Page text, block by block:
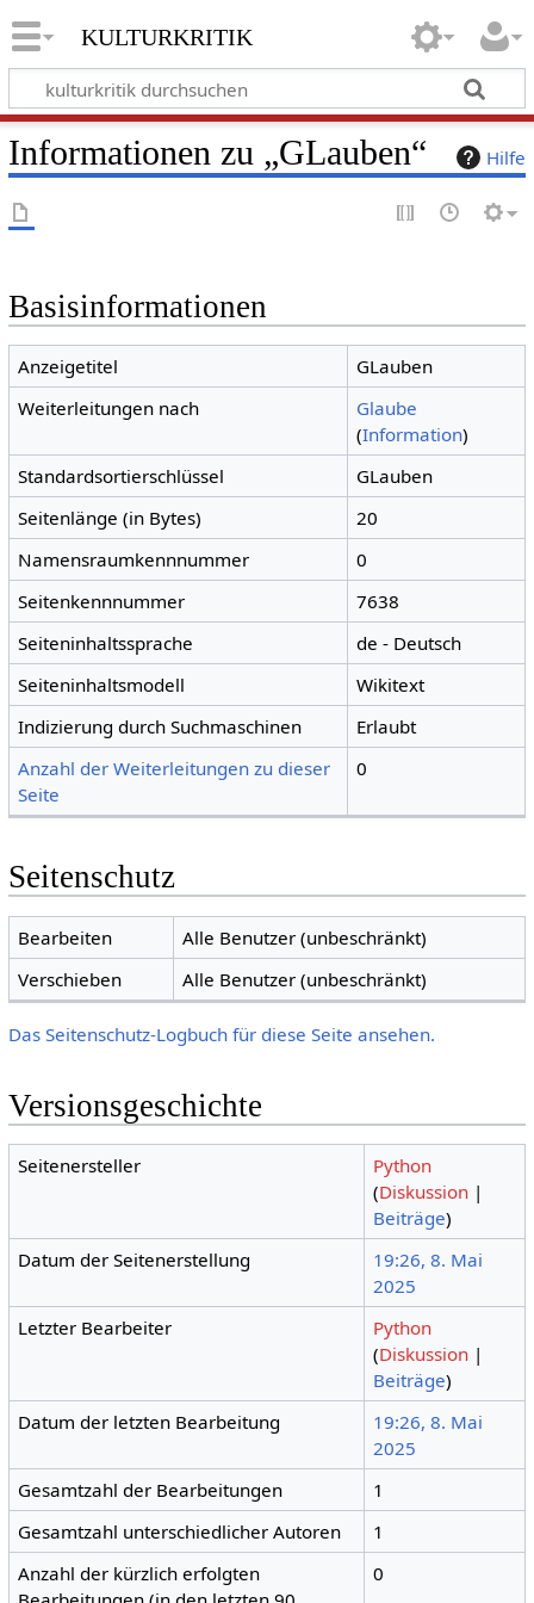
kulturkritik
Hilfe
Informationen zu „GLauben“
Basisinformationen
Anzeigetitel
GLauben
Weiterleitungen nach
Glaube
(Information)
Standardsortierschlüssel
GLauben
Seitenlänge (in Bytes)
20
Namensraumkennnummer
0
Seitenkennnummer
7638
Seiteninhaltssprache
de - Deutsch
Seiteninhaltsmodell
Wikitext
Indizierung durch Suchmaschinen
Erlaubt
Anzahl der Weiterleitungen zu dieser
Seite
0
Seitenschutz
Bearbeiten
Alle Benutzer (unbeschränkt)
Verschieben
Alle Benutzer (unbeschränkt)
Das Seitenschutz-Logbuch für diese Seite ansehen.
Versionsgeschichte
Seitenersteller
Python
(Diskussion |
Beiträge)
Datum der Seitenerstellung
19:26, 8. Mai
2025
Letzter Bearbeiter
Python
(Diskussion |
Beiträge)
Datum der letzten Bearbeitung
19:26, 8. Mai
2025
Gesamtzahl der Bearbeitungen
1
Gesamtzahl unterschiedlicher Autoren
1
Anzahl der kürzlich erfolgten
0